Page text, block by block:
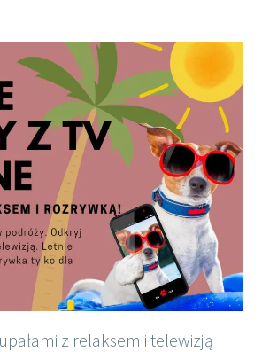
z relaksem i telewizją